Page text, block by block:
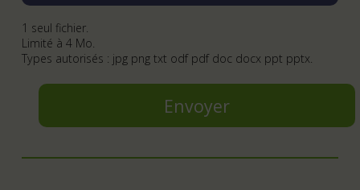
1 seul fichier.
Limité à 4 Mo.
Types autorisés : jpg png txt odf pdf doc docx ppt pptx.